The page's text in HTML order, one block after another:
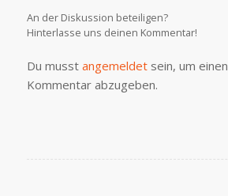
An der Diskussion beteiligen?
Hinterlasse uns deinen Kommentar!
Du musst angemeldetsein, um einen
Kommentar abzugeben.